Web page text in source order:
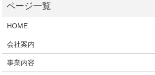
HOME
会社案内
事業内容